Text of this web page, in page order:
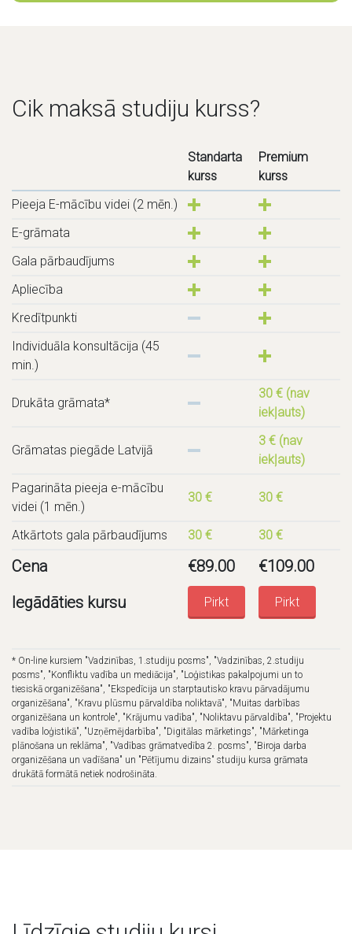
Cik maksā studiju kurss?
Standarta
kurss
Premium
kurss
Pieeja E-mācību videi (2 mēn.)
E-grāmata
Gala pārbaudījums
Apliecība
Kredītpunkti
Individuāla konsultācija (45
min.)
Drukāta grāmata*
30 € (nav
iekļauts)
Grāmatas piegāde Latvijā
3 € (nav
iekļauts)
Pagarināta pieeja e-mācību
videi (1 mēn.)
30 € 30 €
Atkārtots gala pārbaudījums 30 € 30 €
Cena €89.00 €109.00
Iegādāties kursu
Pirkt Pirkt
* On-line kursiem "Vadzinības, 1.studiju posms", "Vadzinības, 2.studiju
posms", "Konfliktu vadība un mediācija", "Loģistikas pakalpojumi un to
tiesiskā organizēšana", "Ekspedīcija un starptautisko kravu pārvadājumu
organizēšana", "Kravu plūsmu pārvaldība noliktavā", "Muitas darbības
organizēšana un kontrole", "Krājumu vadība", "Noliktavu pārvaldība", "Projektu
vadība loģistikā", "Uzņēmējdarbība", "Digitālas mārketings", "Mārketinga
plānošana un reklāma", "Vadības grāmatvedība 2. posms", "Biroja darba
organizēšana un vadīšana" un "Pētījumu dizains" studiju kursa grāmata
drukātā formātā netiek nodrošināta.